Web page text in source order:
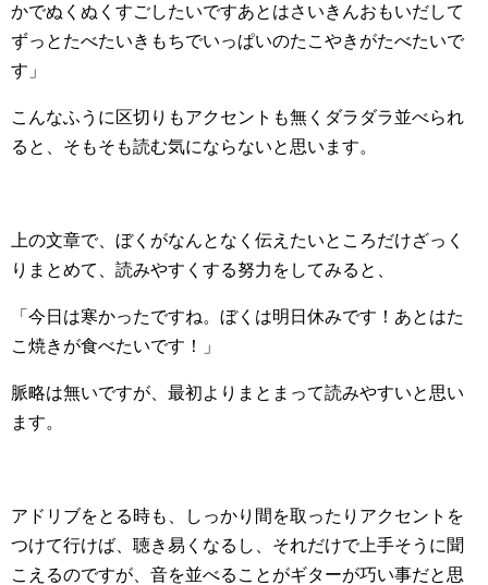
かでぬくぬくすごしたいですあとはさいきんおもいだして
ずっとたべたいきもちでいっぱいのたこやきがたべたいで
す」
こんなふうに区切りもアクセントも無くダラダラ並べられ
ると、そもそも読む気にならないと思います。
上の文章で、ぼくがなんとなく伝えたいところだけざっく
りまとめて、読みやすくする努力をしてみると、
「今日は寒かったですね。ぼくは明日休みです！あとはた
こ焼きが食べたいです！」
脈略は無いですが、最初よりまとまって読みやすいと思い
ます。
アドリブをとる時も、しっかり間を取ったりアクセントを
つけて行けば、聴き易くなるし、それだけで上手そうに聞
こえるのですが、音を並べることがギターが巧い事だと思